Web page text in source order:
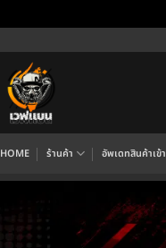
HOME ร้านค้า อัพเดทสินค้าเข้า